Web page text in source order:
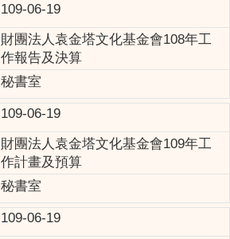
109-06-19
財團法人袁金塔文化基金會108年工
作報告及決算
秘書室
109-06-19
財團法人袁金塔文化基金會109年工
作計畫及預算
秘書室
109-06-19